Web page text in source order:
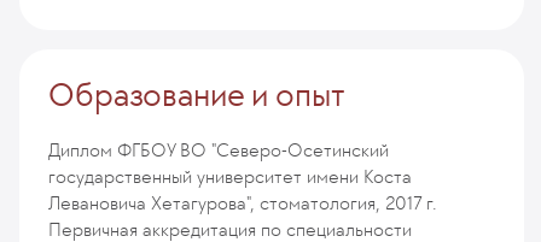
Образование и опыт
Диплом ФГБОУ ВО "Северо-Осетинский
государственный университет имени Коста
Левановича Хетагурова", стоматология, 2017 г.
Первичная аккредитация по специальности